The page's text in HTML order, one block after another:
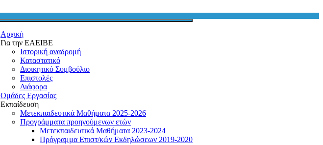
Αρχική
Για την ΕΑΕΙΒΕ
Ιστορική αναδρομή
Καταστατικό
Διοικητικό Συμβούλιο
Επιστολές
Διάφορα
Ομάδες Εργασίας
Εκπαίδευση
Μετεκπαιδευτικά Μαθήματα 2025-2026
Προγράμματα προηγούμενων ετών
Μετεκπαιδευτικά Μαθήματα 2023-2024
Πρόγραμμα Επιστ/κών Εκδηλώσεων 2019-2020